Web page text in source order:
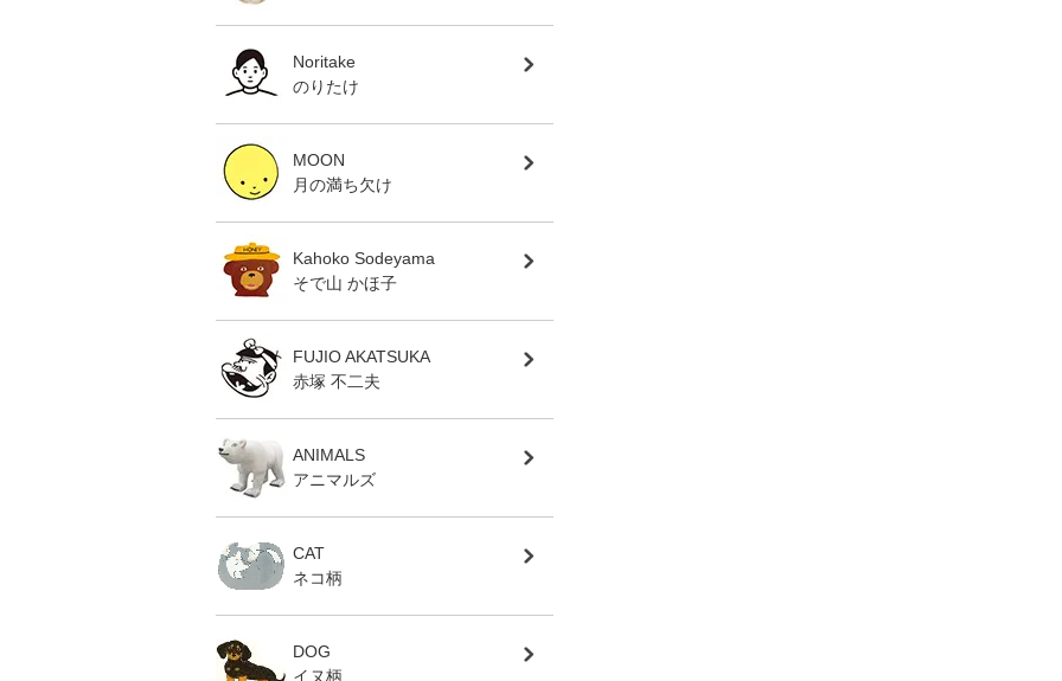
Noritake
のりたけ
MOON
月の満ち欠け
Kahoko Sodeyama
そで山 かほ子
FUJIO AKATSUKA
赤塚 不二夫
ANIMALS
アニマルズ
CAT
ネコ柄
DOG
イヌ柄